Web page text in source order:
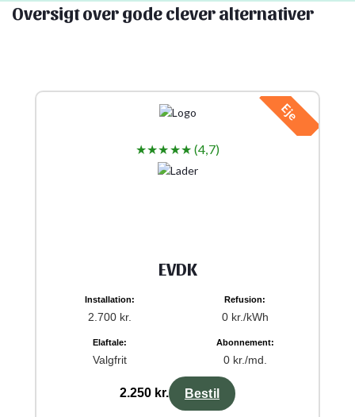
Oversigt over gode clever alternativer
Eje
★★★★★ (4,7)
EVDK
Installation:
2.700 kr.
Refusion:
0 kr./kWh
Elaftale:
Valgfrit
Abonnement:
0 kr./md.
2.250 kr. Bestil